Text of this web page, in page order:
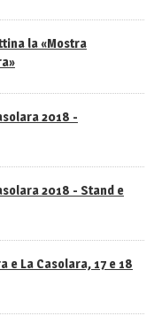
la «Mostra
2018 -
2018 - Stand e
La Casolara, 17 e 18